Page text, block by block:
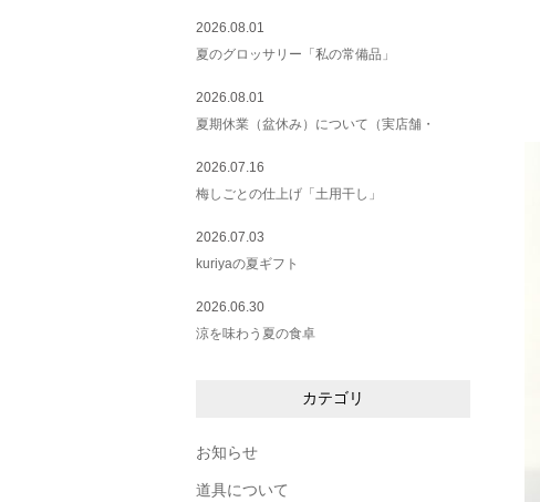
2026.08.01
夏のグロッサリー「私の常備品」
2026.08.01
夏期休業（盆休み）について（実店舗・
2026.07.16
梅しごとの仕上げ「土用干し」
2026.07.03
kuriyaの夏ギフト
2026.06.30
涼を味わう夏の食卓
カテゴリ
お知らせ
道具について